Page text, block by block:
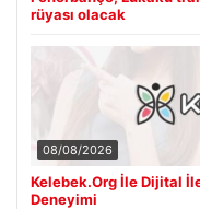
rüyası olacak
08/08/2026
Kelebek.Org İle Dijital
Deneyimi